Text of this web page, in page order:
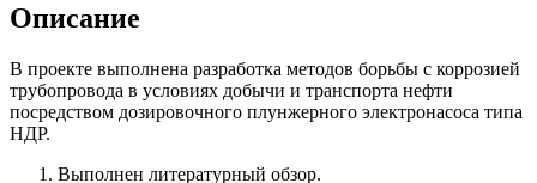
Описание
В проекте выполнена разработка методов борьбы с коррозией
трубопровода в условиях добычи и транспорта нефти
посредством дозировочного плунжерного электронасоса типа
НДР.
Выполнен литературный обзор.